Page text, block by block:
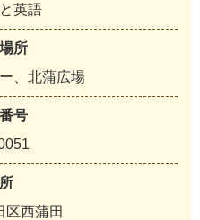
英語
所
、北蒲広場
号
区西蒲田